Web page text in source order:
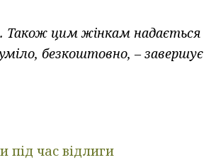
Також цим жінкам надається
безкоштовно, – завершує
під час відлиги